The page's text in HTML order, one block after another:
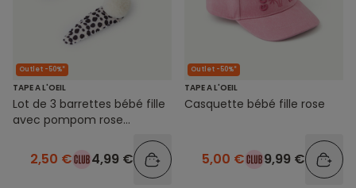
Outlet -50%*
TAPE A L'OEIL
Lot de 3 barrettes bébé fille
avec pompom rose
2,50 € 4,99 €
Outlet -50%*
TAPE A L'OEIL
Casquette bébé fille rose
5,00 € 9,99 €